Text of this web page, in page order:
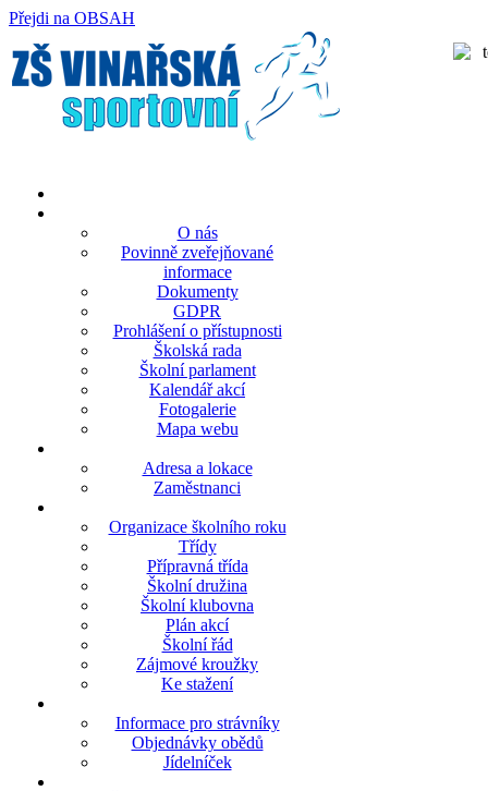
Přejdi na OBSAH
O nás
Povinně zveřejňované
informace
Dokumenty
GDPR
Prohlášení o přístupnosti
Školská rada
Školní parlament
Kalendář akcí
Fotogalerie
Mapa webu
Adresa a lokace
Zaměstnanci
Organizace školního roku
Třídy
Přípravná třída
Školní družina
Školní klubovna
Plán akcí
Školní řád
Zájmové kroužky
Ke stažení
Informace pro strávníky
Objednávky obědů
Jídelníček
rok
měsíc
rok
měsíc